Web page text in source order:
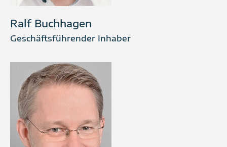
Ralf Buchhagen
Geschäftsführender Inhaber